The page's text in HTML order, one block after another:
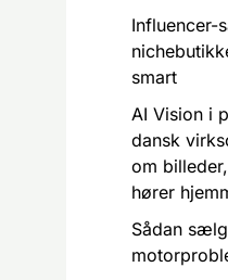
Influencer-
smart
AI Vision i
dansk
om
hører
Sådan